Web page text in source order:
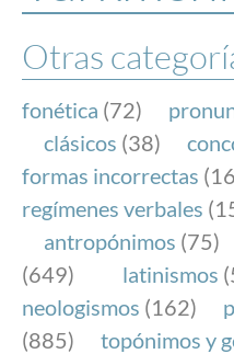
FundéuRAE es una
y la Real Academia
el buen uso del
Internet.
Otras
fonética (72)
clásicos (38)
formas incorrectas
regímenes verbales
antropónimos (75)
(649)
latinismos
neologismos (162)
(885)
topónimos y